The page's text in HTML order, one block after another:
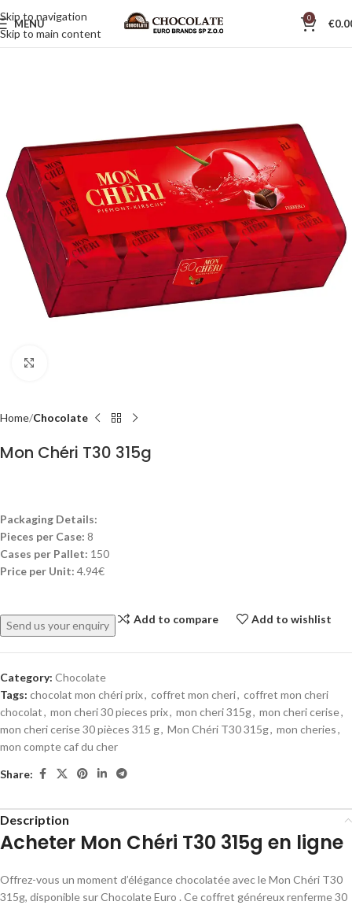
Skip to navigation
Skip to main content
MENU 0 €
Home Chocolate
Mon Chéri T30 315g
Packaging Details:
Pieces per Case: 8
Cases per Pallet: 150
Price per Unit: 4.94€
Send us your enquiry
Add to compare Add to wishlist
Category: Chocolate
Tags: chocolat mon chéri prix, coffret mon cheri, coffret mon cheri
chocolat, mon cheri 30 pieces prix, mon cheri 315g, mon cheri cerise,
mon cheri cerise 30 pièces 315 g, Mon Chéri T30 315g, mon cheries,
mon compte caf du cher
Share:
Description
Acheter Mon Chéri T30 315g en ligne
Offrez-vous un moment d’élégance chocolatée avec le Mon Chéri T30
315g, disponible sur Chocolate Euro . Ce coffret généreux renferme 30